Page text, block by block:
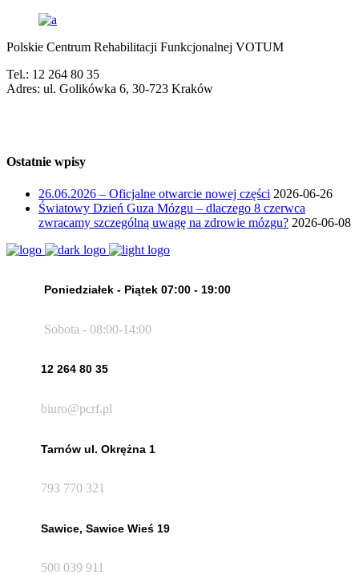
Polskie Centrum Rehabilitacji Funkcjonalnej VOTUM
Tel.: 12 264 80 35
Adres: ul. Golikówka 6, 30-723 Kraków
Ostatnie wpisy
26.06.2026 – Oficjalne otwarcie nowej części 2026-06-26
Światowy Dzień Guza Mózgu – dlaczego 8 czerwca
zwracamy szczególną uwagę na zdrowie mózgu? 2026-06-08
Poniedziałek - Piątek 07:00 - 19:00
Sobota - 08:00-14:00
12 264 80 35
biuro@pcrf.pl
Tarnów ul. Okrężna 1
793 770 321
Sawice, Sawice Wieś 19
500 039 911